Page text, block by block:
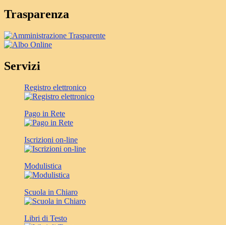
Trasparenza
Servizi
Registro elettronico
Pago in Rete
Iscrizioni on-line
Modulistica
Scuola in Chiaro
Libri di Testo